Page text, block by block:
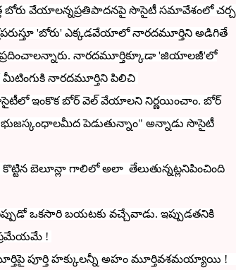
బోరు వేయాలన్నప్రతిపాదనపై సొసైటీ సమావేశంలో చర్చ
'బోరు' ఎక్కడవేయాలో నారదమూర్తిని అడిగితే
నారదమూర్తిక్కూడా 'జియాలజీ'లో
మీటింగుకి నారదమూర్తిని పిలిచి
ఇంకొక బోర్ వెల్ వేయాలని నిర్ణయించాం. బోర్
భుజస్కంధాలమీద పెడుతున్నాం" అన్నాడు సొసైటీ
కొట్టిన బెలూన్లా గాలిలో అలా తేలుతున్నట్లనిపించింది
ఒకసారి బయటకు వచ్చేవాడు. ఇప్పుడతనికి
!
పూర్తి హక్కులన్నీ అహం మూర్తివశమయ్యాయి !